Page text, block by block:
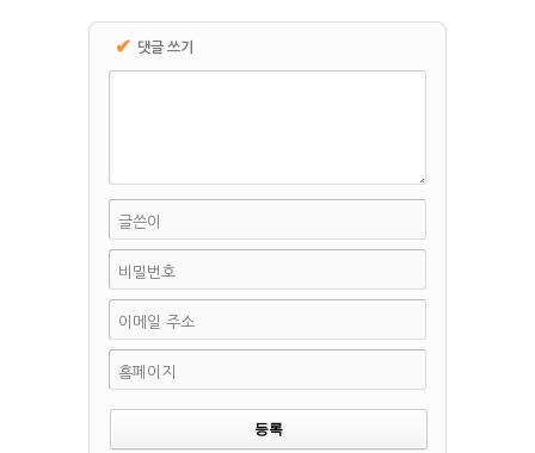
✔ 댓글 쓰기
글쓴이
비밀번호
이메일 주소
홈페이지